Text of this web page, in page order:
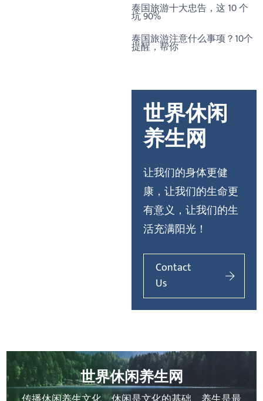
泰国旅游十大忠告，这 10 个
坑 90%
泰国旅游注意什么事项？10个
提醒，帮你
世界休闲
养生网
让我们的身体更健
康，让我们的生命更
有意义，让我们的生
活充满阳光！
Contact
Us
世界休闲养生网